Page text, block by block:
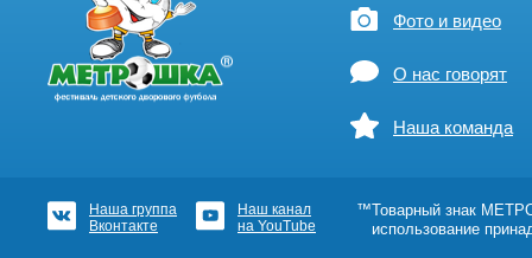
Фото и видео
О нас говорят
Наша команда
Наша группа
Вконтакте
Наш канал
на YouTube
™Товарный знак
использование